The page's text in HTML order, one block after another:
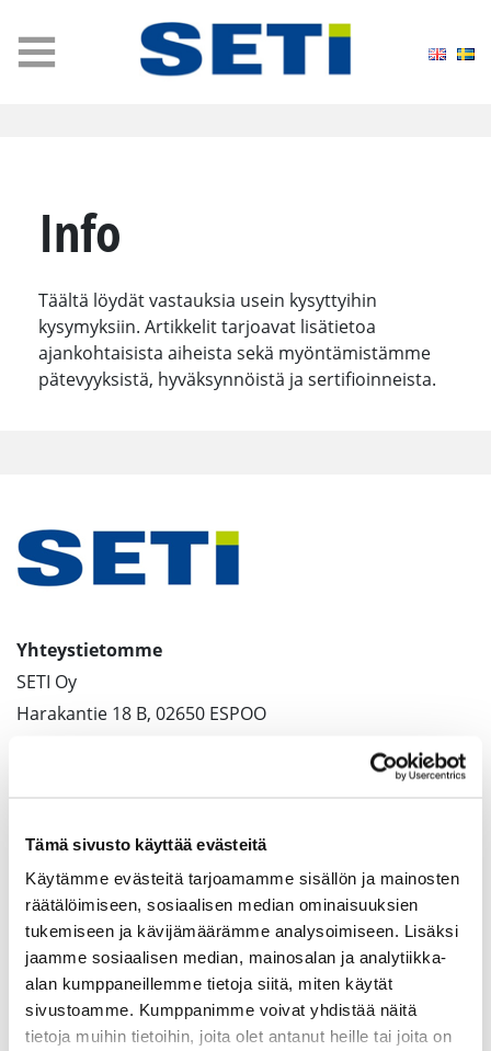
Tämä sivusto käyttää evästeitä
Käytämme evästeitä tarjoamamme sisällön ja mainosten
räätälöimiseen, sosiaalisen median ominaisuuksien
tukemiseen ja kävijämäärämme analysoimiseen. Lisäksi
jaamme sosiaalisen median, mainosalan ja analytiikka-
alan kumppaneillemme tietoja siitä, miten käytät
sivustoamme. Kumppanimme voivat yhdistää näitä
tietoja muihin tietoihin, joita olet antanut heille tai joita on
MENU
Info
Täältä löydät vastauksia usein kysyttyihin
kysymyksiin. Artikkelit tarjoavat lisätietoa
ajankohtaisista aiheista sekä myöntämistämme
pätevyyksistä, hyväksynnöistä ja sertifioinneista.
Yhteystietomme
SETI Oy
Harakantie 18 B, 02650 ESPOO
Y-tunnus 1044296-1
Palaute
Tarkemmat yhteystiedot
Tietosuojaseloste
Evästeet
SETI Oy